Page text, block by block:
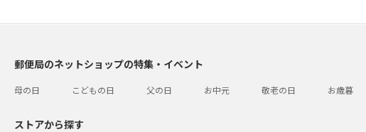
郵便局のネットショップの特集・イベント
母の日 こどもの日 父の日 お中元 敬老の日 お歳暮
ストアから探す